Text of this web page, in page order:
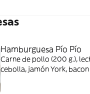
Hamburguesa Pío Pío
Carne de pollo (200 g.),
cebolla, jamón York, bacon